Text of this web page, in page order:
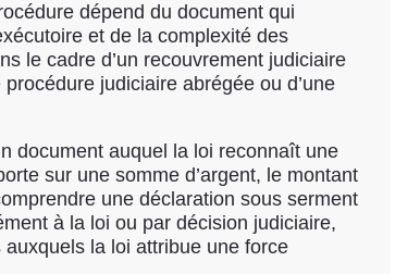
dépend du document qui
et de la complexité des
le cadre d’un recouvrement judiciaire
judiciaire abrégée ou d’une
document auquel la loi reconnaît une
sur une somme d’argent, le montant
une déclaration sous serment
à la loi ou par décision judiciaire,
la loi attribue une force